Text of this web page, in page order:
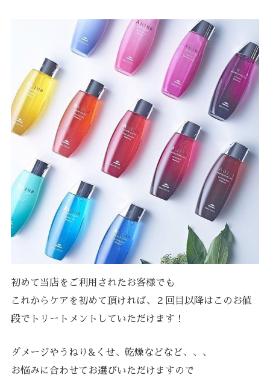
初めて当店をご利用されたお客様でも
これからケアを初めて頂ければ、２回目以降はこのお値
段でトリートメントしていただけます！
ダメージやうねり&くせ、乾燥などなど、、、
お悩みに合わせてお選びいただけますので